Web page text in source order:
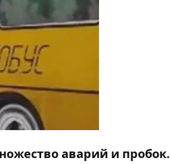
аварий и пробок.